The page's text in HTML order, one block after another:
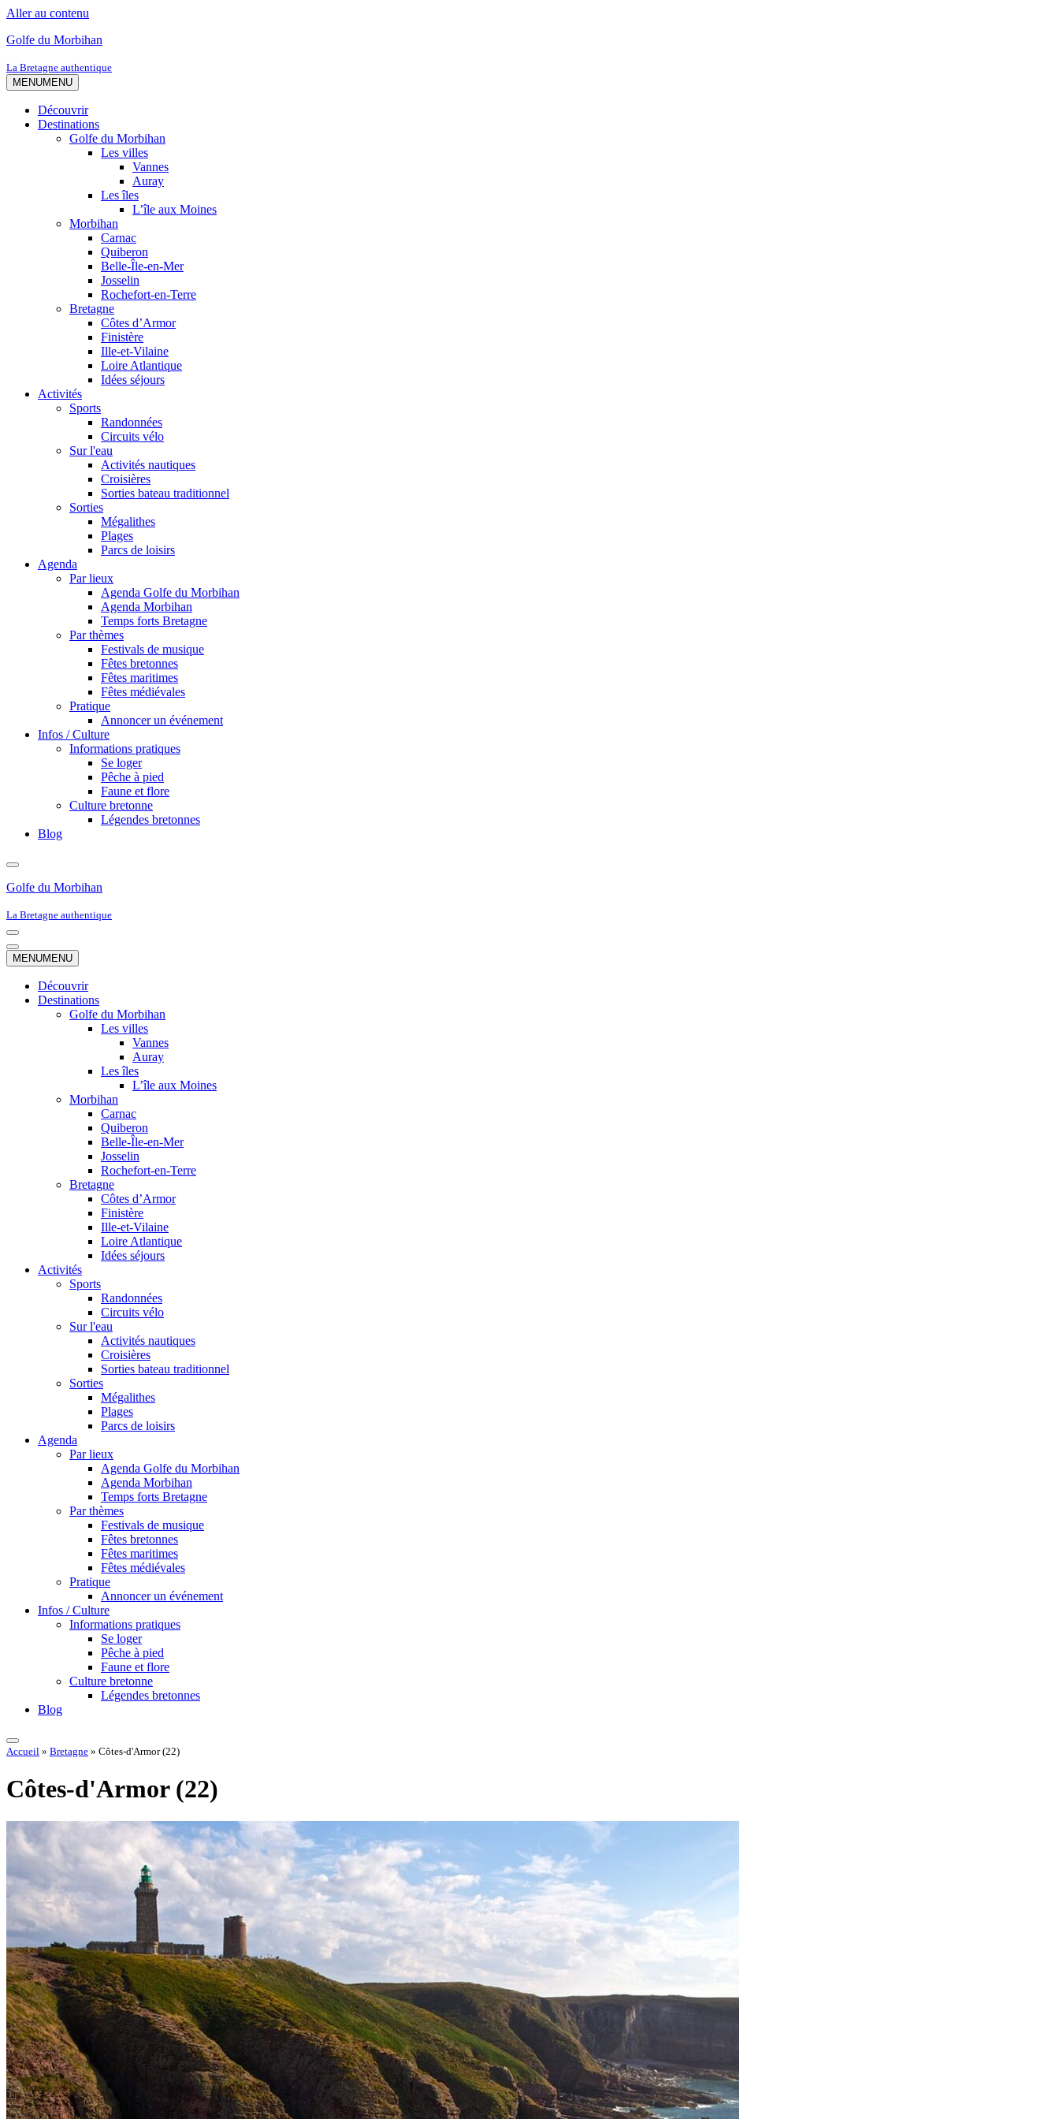
Aller au contenu
Golfe du Morbihan
La Bretagne authentique
MENUMENU
Découvrir
Destinations
Golfe du Morbihan
Les villes
Vannes
Auray
Les îles
L’île aux Moines
Morbihan
Carnac
Quiberon
Belle-Île-en-Mer
Josselin
Rochefort-en-Terre
Bretagne
Côtes d’Armor
Finistère
Ille-et-Vilaine
Loire Atlantique
Idées séjours
Activités
Sports
Randonnées
Circuits vélo
Sur l'eau
Activités nautiques
Croisières
Sorties bateau traditionnel
Sorties
Mégalithes
Plages
Parcs de loisirs
Agenda
Par lieux
Agenda Golfe du Morbihan
Agenda Morbihan
Temps forts Bretagne
Par thèmes
Festivals de musique
Fêtes bretonnes
Fêtes maritimes
Fêtes médiévales
Pratique
Annoncer un événement
Infos / Culture
Informations pratiques
Se loger
Pêche à pied
Faune et flore
Culture bretonne
Légendes bretonnes
Blog
Golfe du Morbihan
La Bretagne authentique
Menu
de
navigation
Menu
de
MENUMENU
Découvrir
Destinations
Golfe du Morbihan
Les villes
Vannes
Auray
Les îles
L’île aux Moines
Morbihan
Carnac
Quiberon
Belle-Île-en-Mer
Josselin
Rochefort-en-Terre
Bretagne
Côtes d’Armor
Finistère
Ille-et-Vilaine
Loire Atlantique
Idées séjours
Activités
Sports
Randonnées
Circuits vélo
Sur l'eau
Activités nautiques
Croisières
Sorties bateau traditionnel
Sorties
Mégalithes
Plages
Parcs de loisirs
Agenda
Par lieux
Agenda Golfe du Morbihan
Agenda Morbihan
Temps forts Bretagne
Par thèmes
Festivals de musique
Fêtes bretonnes
Fêtes maritimes
Fêtes médiévales
Pratique
Annoncer un événement
Infos / Culture
Informations pratiques
Se loger
Pêche à pied
Faune et flore
Culture bretonne
Légendes bretonnes
Blog
Accueil » Bretagne » Côtes-d'Armor (22)
Côtes-d'Armor (22)